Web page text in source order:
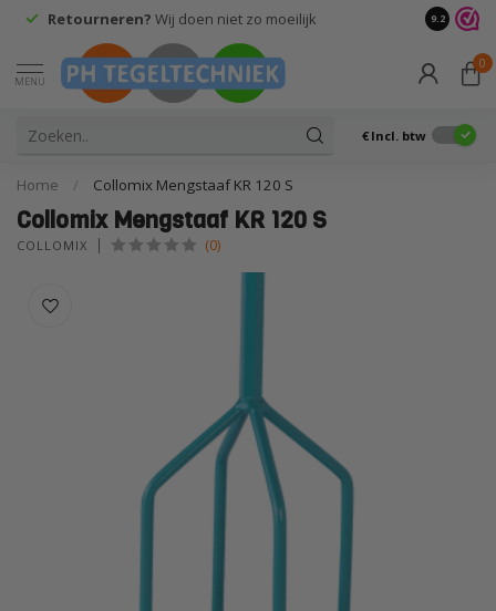
Retourneren? Wij doen niet zo moeilijk 9.2
MENU
0
€ Incl. btw
Home / Collomix Mengstaaf KR 120 S
Collomix Mengstaaf KR 120 S
COLLOMIX (0)